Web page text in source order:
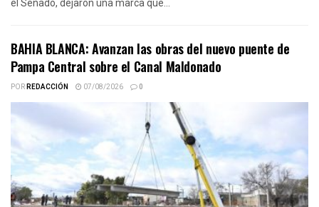
el Senado, dejaron una marca que...
BAHIA BLANCA: Avanzan las obras del nuevo puente de
Pampa Central sobre el Canal Maldonado
PORREDACCIÓN 07/08/2026 0